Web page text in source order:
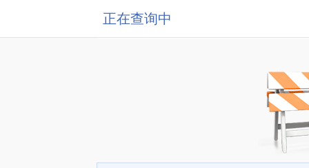
正在查询中